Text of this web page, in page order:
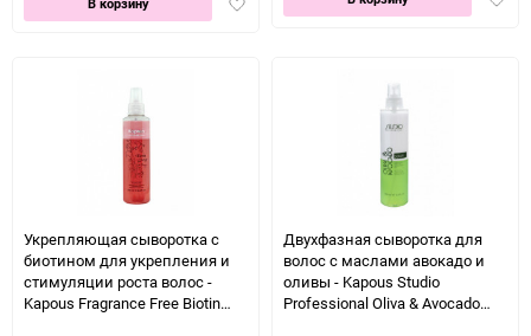
Укрепляющая сыворотка с
биотином для укрепления и
стимуляции роста волос -
Kapous Fragrance Free Biotin
Двухфазная сыворотка для
волос с маслами авокадо и
оливы - Kapous Studio
Professional Oliva & Avocado